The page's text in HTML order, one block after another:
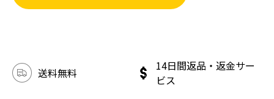
送料無料
14日間返品・返金サー
ビス